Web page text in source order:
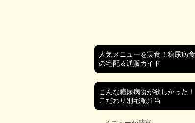
人気メニューを実食！糖尿病食
の宅配＆通販ガイド
こんな糖尿病食が欲しかった！
こだわり別宅配弁当